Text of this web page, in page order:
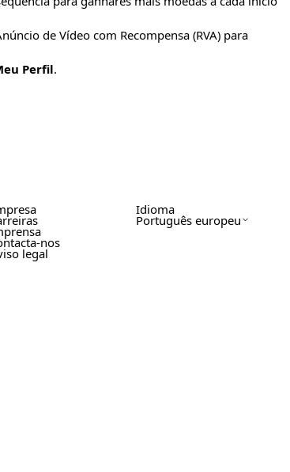
de Vídeo com Recompensa (RVA) para
Perfil.
nos
legal
Idioma
Português europeu